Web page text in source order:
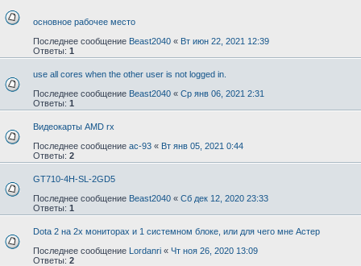
основное рабочее место
Последнее сообщение Beast2040 « Вт июн 22, 2021 12:39
Ответы: 1
use all cores when the other user is not logged in.
Последнее сообщение Beast2040 « Ср янв 06, 2021 2:31
Ответы: 1
Видеокарты AMD rx
Последнее сообщение ac-93 « Вт янв 05, 2021 0:44
Ответы: 2
GT710-4H-SL-2GD5
Последнее сообщение Beast2040 « Сб дек 12, 2020 23:33
Ответы: 1
Dota 2 на 2х мониторах и 1 системном блоке, или для чего мне Астер
Последнее сообщение Lordanri « Чт ноя 26, 2020 13:09
Ответы: 2